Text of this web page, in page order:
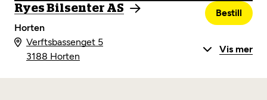
Ryes Bilsenter AS
Horten
Bestill
Verftsbassenget 5
3188 Horten
Vis mer